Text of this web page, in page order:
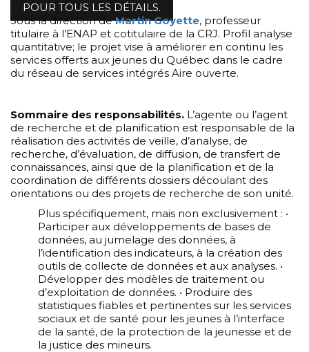
POUR TOUS LES DÉTAILS.
Sous la direction deMartin Goyette, professeur
titulaire à l’ENAP et cotitulaire de la CRJ. Profil analyse
quantitative; le projet vise à améliorer en continu les
services offerts aux jeunes du Québec dans le cadre
du réseau de services intégrés Aire ouverte.
Sommaire des responsabilités. L’agente ou l’agent
de recherche et de planification est responsable de la
réalisation des activités de veille, d’analyse, de
recherche, d’évaluation, de diffusion, de transfert de
connaissances, ainsi que de la planification et de la
coordination de différents dossiers découlant des
orientations ou des projets de recherche de son unité.
Plus spécifiquement, mais non exclusivement : •
Participer aux développements de bases de
données, au jumelage des données, à
l’identification des indicateurs, à la création des
outils de collecte de données et aux analyses. •
Développer des modèles de traitement ou
d’exploitation de données. • Produire des
statistiques fiables et pertinentes sur les services
sociaux et de santé pour les jeunes à l’interface
de la santé, de la protection de la jeunesse et de
la justice des mineurs.